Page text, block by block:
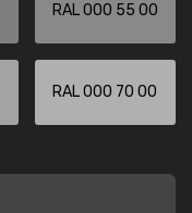
RAL 000 55 00
RAL 000 70 00